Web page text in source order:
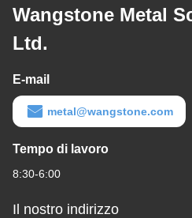
Wangstone Metal
Ltd.
E-mail
metal@wangstone.com
Tempo di lavoro
8:30-6:00
Il nostro indirizzo